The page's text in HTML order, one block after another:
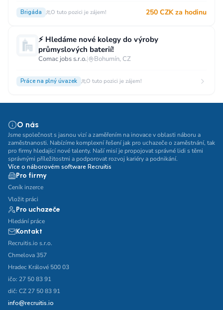
Brigáda O tuto pozici je zájem! 250 CZK za hodinu
⚡ Hledáme nové kolegy do výroby
průmyslových baterií!
Comac jobs s.r.o.| Bohumín, CZ
Práce na plný úvazek O tuto pozici je zájem!
O nás
Jsme společnost s jasnou vizí a zaměřením na inovace v oblasti náboru a
zaměstnanosti. Nabízíme komplexní řešení jak pro uchazeče o zaměstnání, tak
pro firmy hledající nové talenty. Naší misí je propojovat správné lidi s těmi
správnými příležitostmi a podporovat rozvoj kariéry a podnikání.
Více o náborovém software Recruitis
Pro firmy
Ceník inzerce
Vložit práci
Pro uchazeče
Hledání práce
Kontakt
Recruitis.io s.r.o.
Chmelova 357
Hradec Králové 500 03
ičo: 27 50 83 91
dič: CZ 27 50 83 91
info@recruitis.io